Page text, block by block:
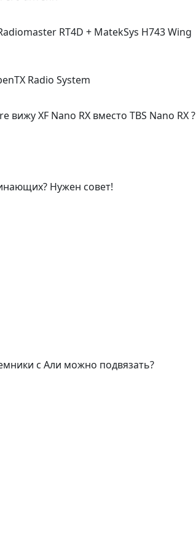
RT4D + MatekSys H743 Wing
Radio System
XF Nano RX вместо TBS Nano RX ?
Нужен совет!
с Али можно подвязать?